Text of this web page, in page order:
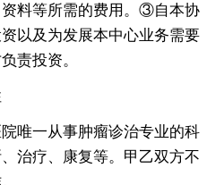
料等所需的费用。③自本协
以及为发展本中心业务需要
责投资。
唯一从事肿瘤诊治专业的科
治疗、康复等。甲乙双方不